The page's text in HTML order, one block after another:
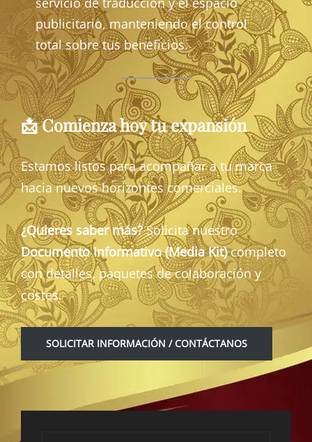
publicitario, manteniendo el control
total sobre tus beneficios.
📩 Comienza hoy tu expansión
Estamos listos para acompañar a tu marca
hacia nuevos horizontes comerciales.
¿Quieres saber más?Solicita nuestro
Documento Informativo (Media Kit)completo
con detalles, paquetes de colaboración y
costes.
SOLICITAR INFORMACIÓN / CONTÁCTANOS